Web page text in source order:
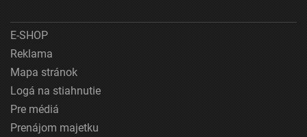
E-SHOP
Reklama
Mapa stránok
Logá na stiahnutie
Pre médiá
Prenájom majetku